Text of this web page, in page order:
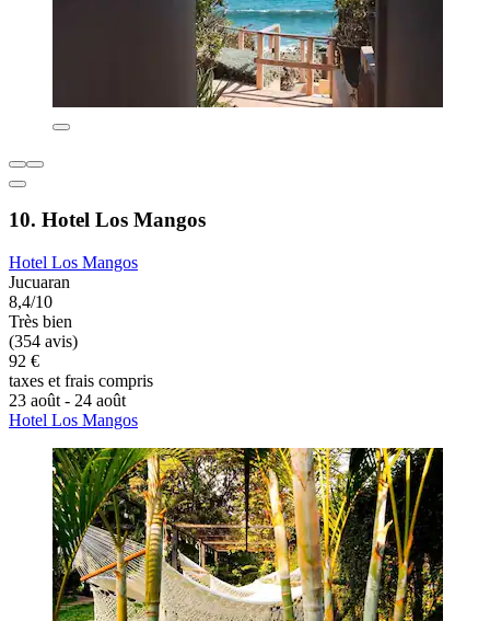
10. Hotel Los Mangos
Hotel Los Mangos
Jucuaran
8,4/10
Très bien
(354 avis)
92 €
taxes et frais compris
23 août - 24 août
Hotel Los Mangos